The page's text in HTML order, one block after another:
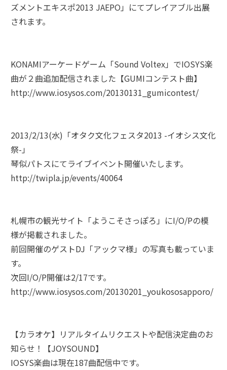
ズメントエキスポ2013 JAEPO」にてプレイアブル出展
されます。
KONAMIアーケードゲーム「Sound Voltex」でIOSYS楽
曲が２曲追加配信されました【GUMIコンテスト曲】
http://www.iosysos.com/20130131_gumicontest/
2013/2/13(水)「オタク文化フェスタ2013 -イオシス文化
祭-」
琴似パトスにてライブイベント開催いたします。
http://twipla.jp/events/40064
札幌市の観光サイト「ようこそさっぽろ」にI/O/Pの模
様が掲載されました。
前回開催のゲストDJ「アックマ様」の写真も載っていま
す。
次回I/O/P開催は2/17です。
http://www.iosysos.com/20130201_youkososapporo/
【カラオケ】リアルタイムリクエストや配信決定曲のお
知らせ！【JOYSOUND】
IOSYS楽曲は現在187曲配信中です。